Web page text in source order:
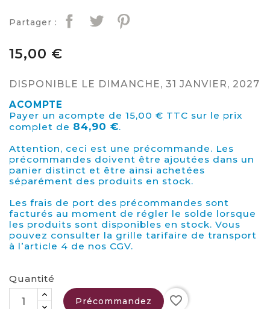
Partager :
15,00 €
DISPONIBLE LE DIMANCHE, 31 JANVIER, 2027
ACOMPTE
Payer un acompte de 15,00 € TTC sur le prix
complet de 84,90 €.
Attention, ceci est une précommande. Les
précommandes doivent être ajoutées dans un
panier distinct et être ainsi achetées
séparément des produits en stock.
Les frais de port des précommandes sont
facturés au moment de régler le solde lorsque
les produits sont disponibles en stock. Vous
pouvez consulter la grille tarifaire de transport
à l’article 4 de nos CGV.
Quantité
Précommandez favorite_border